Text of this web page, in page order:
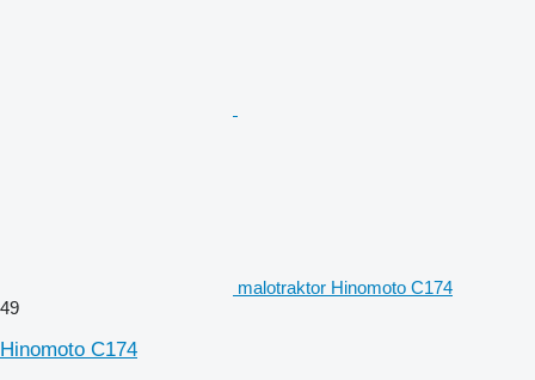
malotraktor Hinomoto C174
49
Hinomoto C174